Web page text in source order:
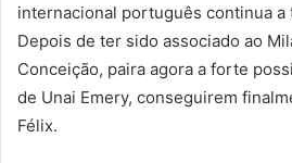
internacional português continua a
Depois de ter sido associado ao
Conceição, paira agora a forte
de Unai Emery, conseguirem
Félix.